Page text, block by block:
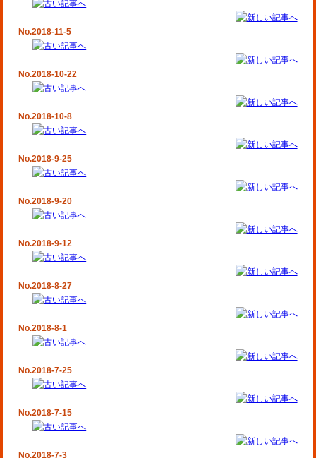
No.2018-11-5
No.2018-10-22
No.2018-10-8
No.2018-9-25
No.2018-9-20
No.2018-9-12
No.2018-8-27
No.2018-8-1
No.2018-7-25
No.2018-7-15
No.2018-7-3